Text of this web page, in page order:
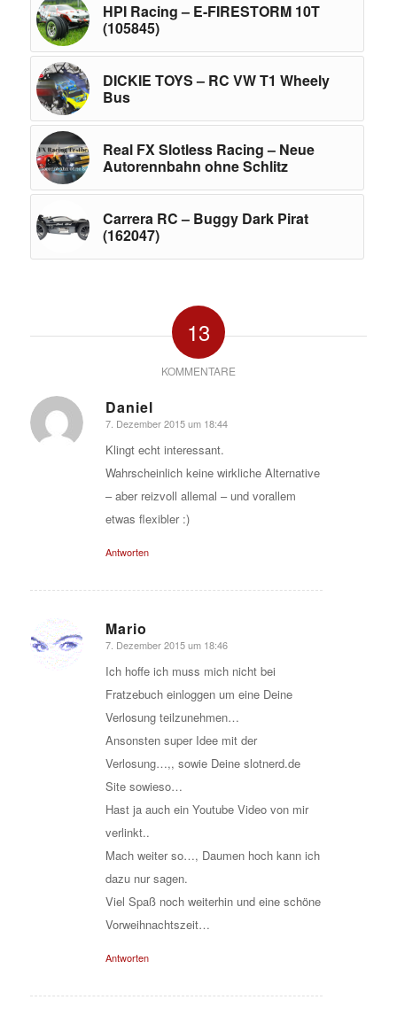
HPI Racing – E-FIRESTORM 10T
(105845)
DICKIE TOYS – RC VW T1 Wheely
Bus
Real FX Slotless Racing – Neue
Autorennbahn ohne Schlitz
Carrera RC – Buggy Dark Pirat
(162047)
13
KOMMENTARE
Daniel
sagte:
7. Dezember 2015 um 18:44
Klingt echt interessant.
Wahrscheinlich keine wirkliche Alternative
– aber reizvoll allemal – und vorallem
etwas flexibler :)
Antworten
Mario
sagte:
7. Dezember 2015 um 18:46
Ich hoffe ich muss mich nicht bei
Fratzebuch einloggen um eine Deine
Verlosung teilzunehmen…
Ansonsten super Idee mit der
Verlosung…,, sowie Deine slotnerd.de
Site sowieso…
Hast ja auch ein Youtube Video von mir
verlinkt..
Mach weiter so…, Daumen hoch kann ich
dazu nur sagen.
Viel Spaß noch weiterhin und eine schöne
Vorweihnachtszeit…
Antworten